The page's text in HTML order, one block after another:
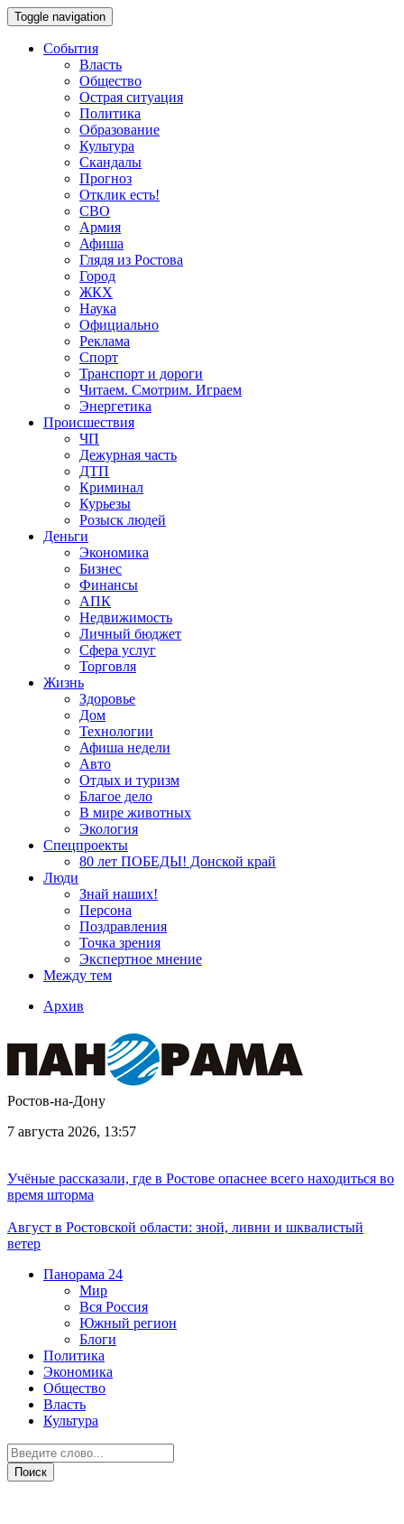
Toggle navigation
События
Власть
Общество
Острая ситуация
Политика
Образование
Культура
Скандалы
Прогноз
Отклик есть!
СВО
Армия
Афиша
Глядя из Ростова
Город
ЖКХ
Наука
Официально
Реклама
Спорт
Транспорт и дороги
Читаем. Смотрим. Играем
Энергетика
Происшествия
ЧП
Дежурная часть
ДТП
Криминал
Курьезы
Розыск людей
Деньги
Экономика
Бизнес
Финансы
АПК
Недвижимость
Личный бюджет
Сфера услуг
Торговля
Жизнь
Здоровье
Дом
Технологии
Афиша недели
Авто
Отдых и туризм
Благое дело
В мире животных
Экология
Спецпроекты
80 лет ПОБЕДЫ! Донской край
Люди
Знай наших!
Персона
Поздравления
Точка зрения
Экспертное мнение
Между тем
Архив
Ростов-на-Дону
7 августа 2026, 13:57
Учёные рассказали, где в Ростове опаснее всего находиться во
время шторма
Август в Ростовской области: зной, ливни и шквалистый
ветер
Панорама 24
Мир
Вся Россия
Южный регион
Блоги
Политика
Экономика
Общество
Власть
Культура